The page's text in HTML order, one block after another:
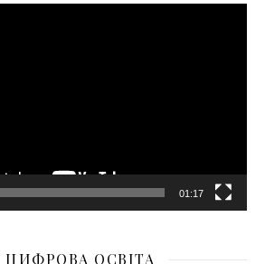
01:17
ЦИФРОВА ОСВІТА